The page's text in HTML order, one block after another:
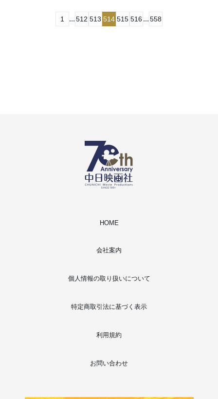
1 ...512 513 514 515 516...558
HOME
会社案内
個人情報の取り扱いについて
特定商取引法に基づく表示
利用規約
お問い合わせ